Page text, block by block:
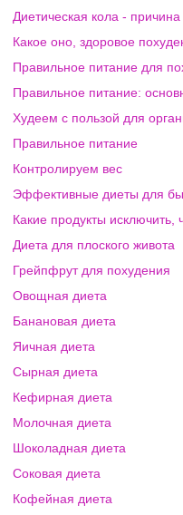
Диетическая кола -
Какое оно, здоровое
Правильное питание для
Правильное питание:
Худеем с пользой для
Правильное питание
Контролируем вес
Эффективные диеты для
Какие продукты исключить,
Диета для плоского живота
Грейпфрут для похудения
Овощная диета
Банановая диета
Яичная диета
Сырная диета
Кефирная диета
Молочная диета
Шоколадная диета
Соковая диета
Кофейная диета